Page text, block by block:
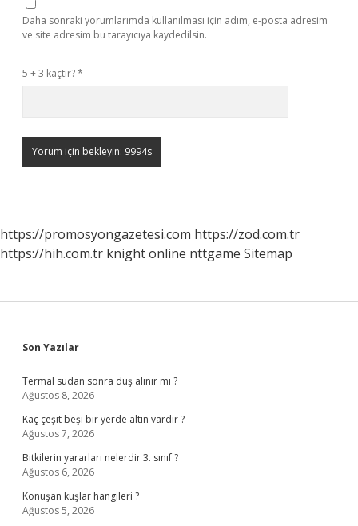
Daha sonraki yorumlarımda kullanılması için adım, e-posta adresim
ve site adresim bu tarayıcıya kaydedilsin.
5 + 3 kaçtır?*
https://promosyongazetesi.com https://zod.com.tr
https://hih.com.tr knight online nttgame Sitemap
Sidebar
Son Yazılar
Termal sudan sonra duş alınır mı ?
Ağustos 8, 2026
Kaç çeşit beşi bir yerde altın vardır ?
Ağustos 7, 2026
Bitkilerin yararları nelerdir 3. sınıf ?
Ağustos 6, 2026
Konuşan kuşlar hangileri ?
Ağustos 5, 2026